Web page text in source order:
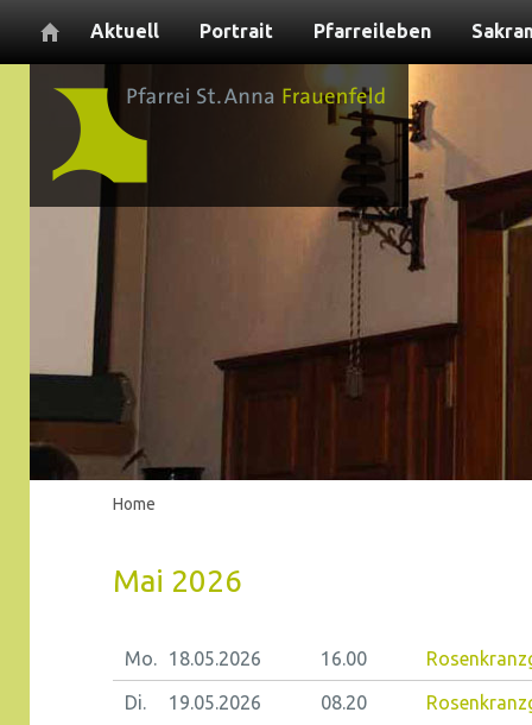
Aktuell Portrait Pfarreileben
Home
Mai 2026
Mo. 18.05.2026 16.00
Di. 19.05.2026 08.20